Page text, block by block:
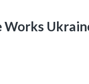
Works